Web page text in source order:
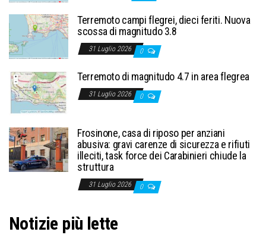
Terremoto campi flegrei, dieci feriti. Nuova
scossa di magnitudo 3.8
31 Luglio 2026 0
Terremoto di magnitudo 4.7 in area flegrea
31 Luglio 2026 0
Frosinone, casa di riposo per anziani
abusiva: gravi carenze di sicurezza e rifiuti
illeciti, task force dei Carabinieri chiude la
struttura
31 Luglio 2026 0
Notizie più lette